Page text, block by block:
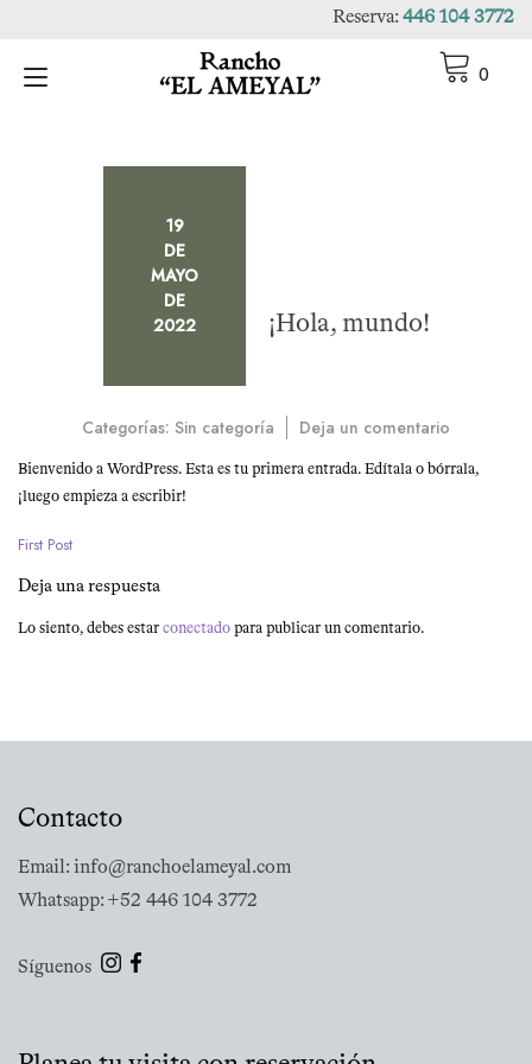
Reserva: 446 104 3772
Alternar
0
19
DE
MAYO
DE
2022
¡Hola, mundo!
Categorías: Sin categoría Deja un comentario
mundo!
Bienvenido a WordPress. Esta es tu primera entrada. Edítala o bórrala,
¡luego empieza a escribir!
Navegación
de
First Post
Deja una respuesta
Lo siento, debes estar conectado para publicar un comentario.
Contacto
Email: info@ranchoelameyal.com
Whatsapp: +52 446 104 3772
Síguenos